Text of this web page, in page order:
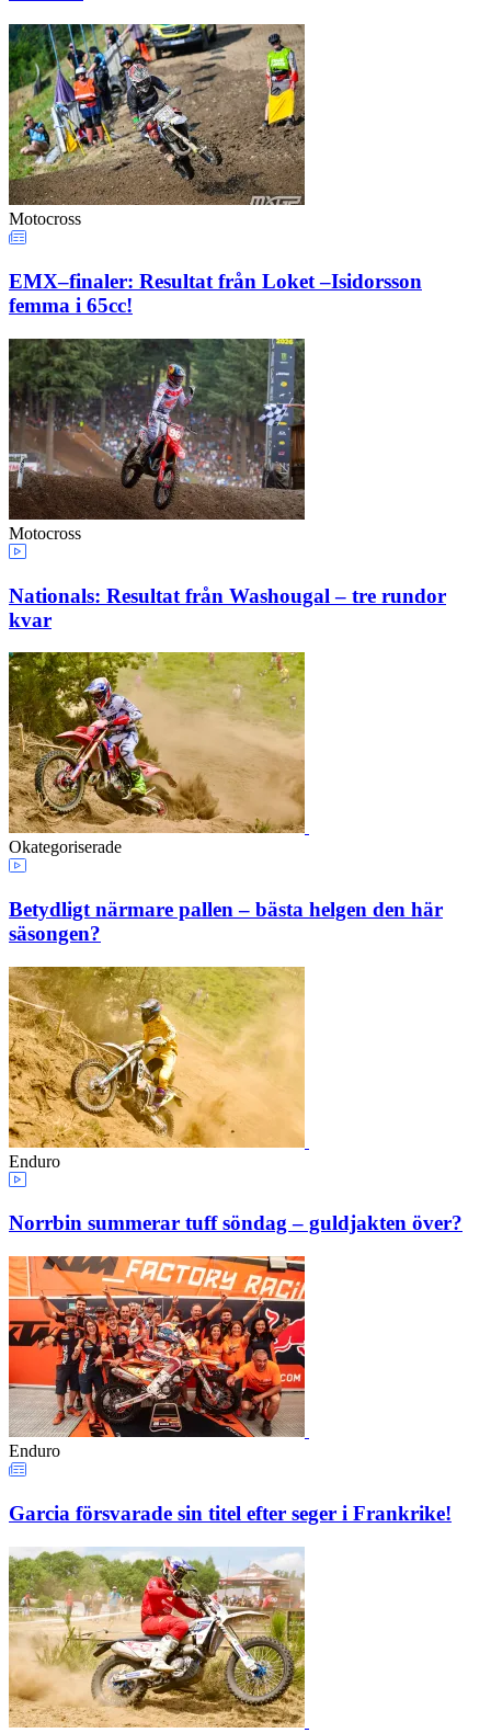
Motocross
EMX–finaler: Resultat från Loket –Isidorsson
femma i 65cc!
Motocross
Nationals: Resultat från Washougal – tre rundor
kvar
Okategoriserade
Betydligt närmare pallen – bästa helgen den här
säsongen?
Enduro
Norrbin summerar tuff söndag – guldjakten över?
Enduro
Garcia försvarade sin titel efter seger i Frankrike!